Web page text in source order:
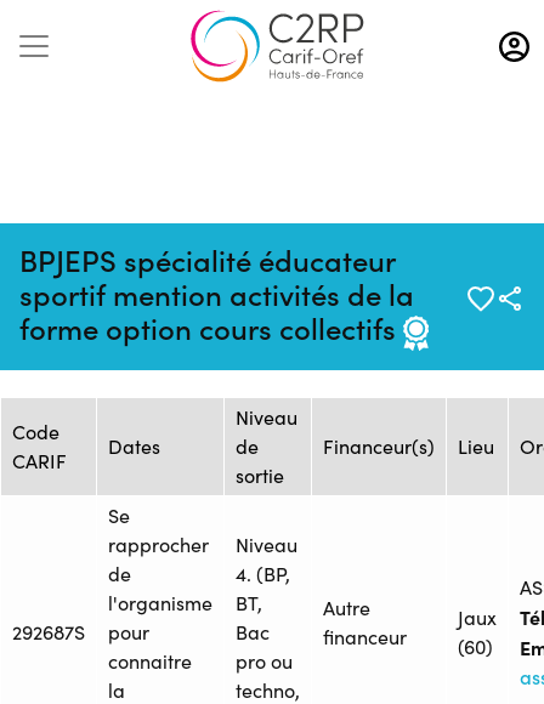
Aller
au
contenu
BPJEPS spécialité éducateur
sportif mention activités de la
forme option cours collectifs
Mise à jour :
16/12/2024
Formation :
1623648
Source :
ASSOCIATION FORME
Session de formation
Code
CARIF
Dates
Niveau
de
sortie
Financeur(s) Lieu
292687S
Se
rapprocher
de
l'organisme
pour
connaitre
la
Niveau
4. (BP,
BT,
Bac
pro ou
techno,
Autre
financeur
Jaux
(60)